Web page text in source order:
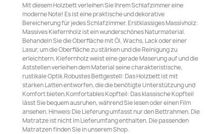
Mit diesem Holzbett verleihen Sie Ihrem Schlafzimmer eine
moderne Note! Es ist eine praktische und dekorative
Bereicherung für jedes Schlafzimmer. Erstklassiges Massivholz:
Massives Kiefernholz ist ein wunderschönes Naturmaterial.
Behandeln Sie die Oberfläche mit Öl, Wachs, Lack oder einer
Lasur, um die Oberfläche zu stärken und die Reinigung zu
erleichtern. Kiefernholz weist eine gerade Maserung auf und die
Aststellen verleihen dem Material seine charakteristische,
rustikale Optik.Robustes Bettgestell: Das Holzbett ist mit
starken Latten entworfen, die die benötigte Unterstützung und
Komfort bieten.Komfortables Kopfteil: Das klassische Kopfteil
lässt Sie bequem ausruhen, während Sie lesen oder einen Film
ansehen. Hinweis:Die Lieferung umfasst nur den Bettrahmen. Die
Matratze ist nicht im Lieferumfang enthalten. Die passenden
Matratzen finden Sie in unserem Shop.